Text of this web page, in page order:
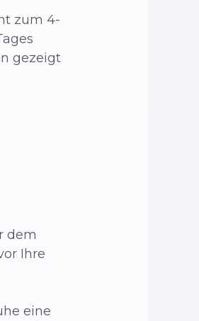
zum 4-
gezeigt
dem
Ihre
eine